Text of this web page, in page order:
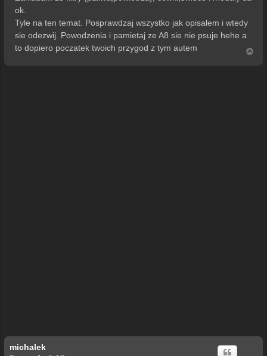
ok.
Tyle na ten temat. Posprawdzaj wszystko jak opisalem i wtedy
sie odezwij. Powodzenia i pamietaj ze A8 sie nie psuje hehe a
to dopiero poczatek twoich przygod z tym autem
michalek